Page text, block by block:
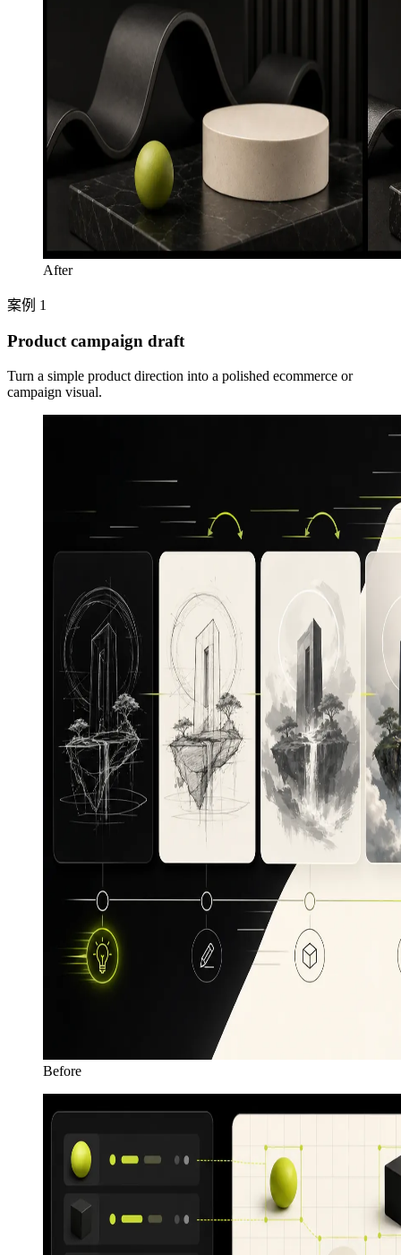
After
案例 1
Product campaign draft
Turn a simple product direction into a polished ecommerce or
campaign visual.
Before